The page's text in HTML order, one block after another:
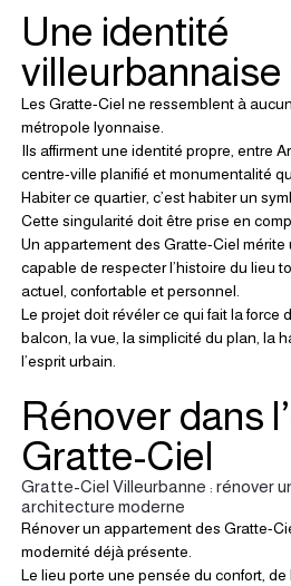
Une identité
Les Gratte-Ciel ne ressemblent à
métropole lyonnaise.
Ils affirment une identité propre, entre
centre-ville planifié et monumentalité
Habiter ce quartier, c’est habiter un
Cette singularité doit être prise en
Un appartement des Gratte-Ciel mérite
capable de respecter l’histoire du lieu
actuel, confortable et personnel.
Le projet doit révéler ce qui fait la force
balcon, la vue, la simplicité du plan, la
l’esprit urbain.
Rénover dans
Gratte-Ciel
Gratte-Ciel Villeurbanne : rénover
architecture moderne
Rénover un appartement des Gratte-
modernité déjà présente.
Le lieu porte une pensée du confort, de